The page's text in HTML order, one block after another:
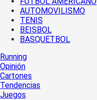
AUTOMOVILISMO
TENIS
BEISBOL
BASQUETBOL
Running
Opinión
Cartones
Tendencias
Juegos